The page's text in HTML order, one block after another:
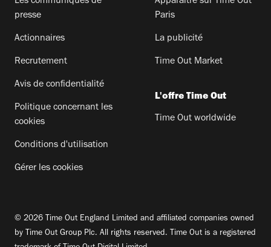
presse
Actionnaires
Recrutement
Avis de confidentialité
Politique concernant les
cookies
Conditions d'utilisation
Gérer les cookies
Paris
La publicité
Time Out Market
L'offre Time Out
Time Out worldwide
© 2026 Time Out England Limited and affiliated companies owned
by Time Out Group Plc. All rights reserved. Time Out is a registered